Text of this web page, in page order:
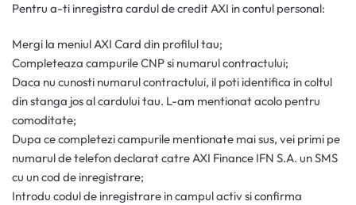
Pentru a-ti inregistra cardul de credit AXI in contul personal:
Mergi la meniul AXI Card din profilul tau;
Completeaza campurile CNP si numarul contractului;
Daca nu cunosti numarul contractului, il poti identifica in coltul
din stanga jos al cardului tau. L-am mentionat acolo pentru
comoditate;
Dupa ce completezi campurile mentionate mai sus, vei primi pe
numarul de telefon declarat catre AXI Finance IFN S.A. un SMS
cu un cod de inregistrare;
Introdu codul de inregistrare in campul activ si confirma